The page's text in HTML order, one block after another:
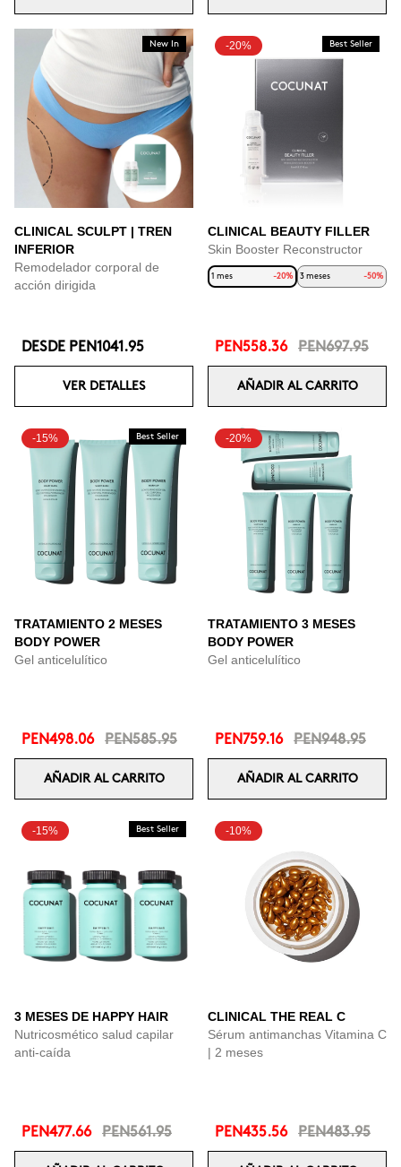
New In
CLINICAL SCULPT | TREN
INFERIOR
Remodelador corporal de
acción dirigida
DESDE PEN1041.95
VER DETALLES
-20% Best Seller
CLINICAL BEAUTY FILLER
Skin Booster Reconstructor
1 mes -20% 3 meses -50%
PEN558.36 PEN697.95
AÑADIR AL CARRITO
-15% Best Seller
TRATAMIENTO 2 MESES
BODY POWER
Gel anticelulítico
PEN498.06 PEN585.95
AÑADIR AL CARRITO
-20%
TRATAMIENTO 3 MESES
BODY POWER
Gel anticelulítico
PEN759.16 PEN948.95
AÑADIR AL CARRITO
-15% Best Seller
3 MESES DE HAPPY HAIR
Nutricosmético salud capilar
anti-caída
PEN477.66 PEN561.95
-10%
CLINICAL THE REAL C
Sérum antimanchas Vitamina C
| 2 meses
PEN435.56 PEN483.95